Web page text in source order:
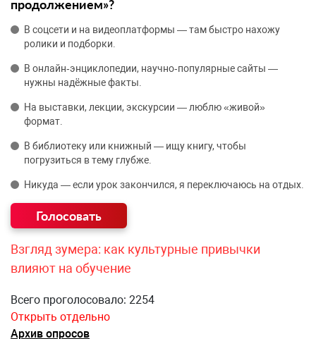
продолжением»?
В соцсети и на видеоплатформы — там быстро нахожу
ролики и подборки.
В онлайн‑энциклопедии, научно‑популярные сайты —
нужны надёжные факты.
На выставки, лекции, экскурсии — люблю «живой»
формат.
В библиотеку или книжный — ищу книгу, чтобы
погрузиться в тему глубже.
Никуда — если урок закончился, я переключаюсь на отдых.
Взгляд зумера: как культурные привычки
влияют на обучение
Всего проголосовало: 2254
Открыть отдельно
Архив опросов